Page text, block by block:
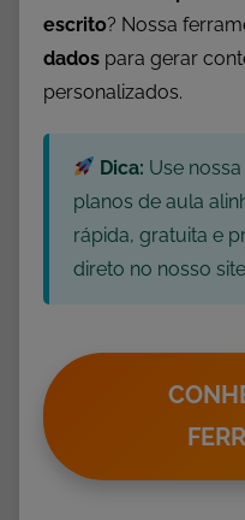
e
G
e
,
t
escrito? Nossa
dados para gerar
personalizados.
Dica: Use
planos de aula
rápida, gratuita e
direto no nosso